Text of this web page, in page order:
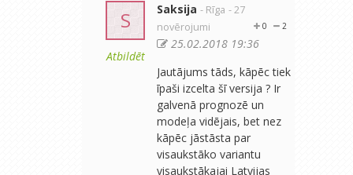
S
Atbildēt
Saksija - Rīga - 27
novērojumi
2
0
25.02.2018 19:36
Jautājums tāds, kāpēc tiek
īpaši izcelta šī versija ? Ir
galvenā prognozē un
modeļa vidējais, bet nez
kāpēc jāstāsta par
visaukstāko variantu
visaukstākajai Latvijas